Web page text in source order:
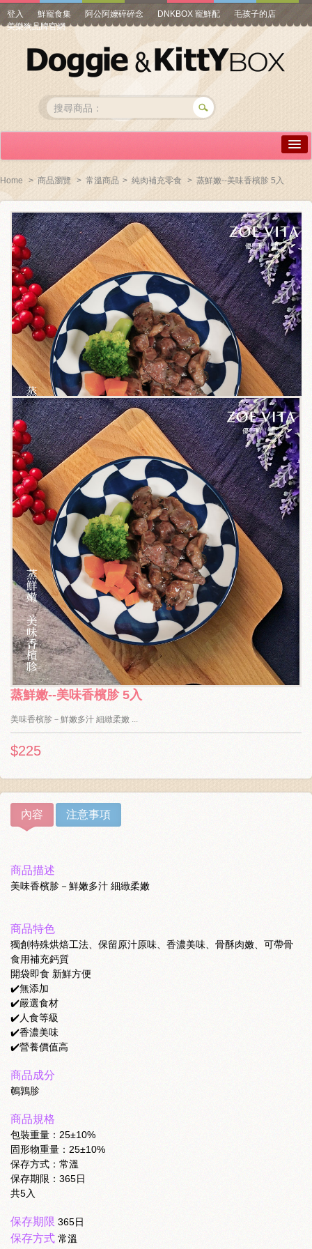
登入 鮮寵食集 阿公阿嬤碎碎念 DNKBOX 寵鮮配
毛孩子的店
美樂狗品牌官網
常見問答
商品瀏覽
線上訂購
帳號專區
關於我們
毛孩健康之道
Home > 商品瀏覽 > 常溫商品 > 純肉補充零食 > 蒸鮮嫩--美味香檳胗 5入
蒸鮮嫩--美味香檳胗 5入
美味香檳胗－鮮嫩多汁 細緻柔嫩 ...
$225
內容 注意事項
商品描述
美味香檳胗－鮮嫩多汁 細緻柔嫩
商品特色
獨創特殊烘焙工法、保留原汁原味、香濃美味、骨酥肉嫩、可帶骨
食用補充鈣質
開袋即食 新鮮方便
✔️無添加
✔️嚴選食材
✔️人食等級
✔️香濃美味
✔️營養價值高
商品成分
鵪鶉胗
商品規格
包裝重量：25±10%
固形物重量：25±10%
保存方式：常溫
保存期限：365日
共5入
保存期限 365日
保存方式 常溫